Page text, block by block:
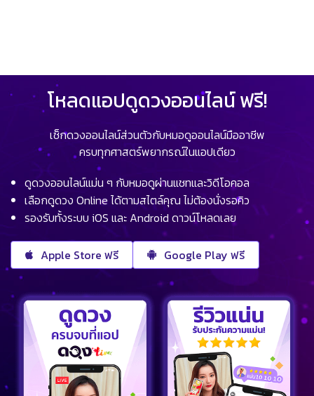
โหลดแอปดูดวงออนไลน์ ฟรี!
เช็กดวงออนไลน์ส่วนตัวกับหมอดูออนไลน์มืออาชีพ
ครบทุกศาสตร์พยากรณ์ในแอปเดียว
ดูดวงออนไลน์แม่น ๆ กับหมอดูผ่านแชทและวิดีโอคอล
เลือกดูดวง Online ได้ตามสไตล์คุณ ไม่ต้องนั่งรอคิว
รองรับทั้งระบบ iOS และ Android ดาวน์โหลดเลย
Apple Store ฟรี Google Play ฟรี